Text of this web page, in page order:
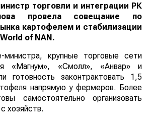
торговли и интеграции РК
провела совещание по
картофелем и стабилизации
of NAN.
крупные торговые сети
«Магнум», «Смолл», «Анвар» и
готовность законтрактовать 1,5
напрямую у фермеров. Более
самостоятельно организовать вывоз